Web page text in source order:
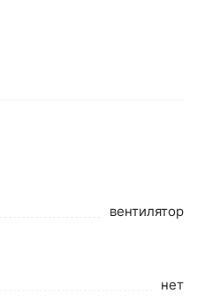
вентилятор
нет